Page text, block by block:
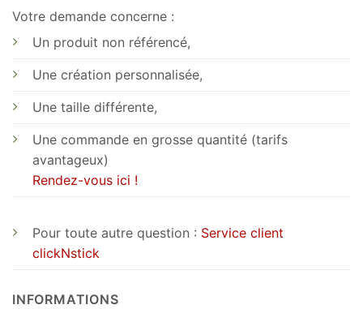
Votre demande concerne :
Un produit non référencé,
Une création personnalisée,
Une taille différente,
Une commande en grosse quantité (tarifs
avantageux)
Rendez-vous ici !
Pour toute autre question : Service client
clickNstick
INFORMATIONS